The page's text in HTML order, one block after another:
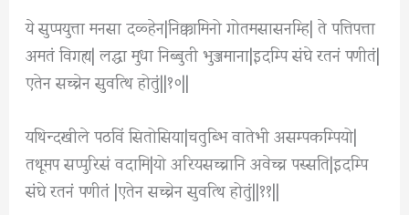
ये सुप्पयुत्ता मनसा दळ्हेन|निक्कामिनो गोतमसासनम्हि| ते पत्तिपत्ता
अमतं विगह्य| लद्धा मुधा निब्बुती भुञ्जमाना|इदम्पि संघे रतनं पणीतं|
एतेन सच्चेन सुवत्थि होतुं||१०||
यथिन्दखीले पठविं सितोसिया|चतुब्भि वातेभी असम्पकम्पियो|
तथूमप सप्पुरिसं वदामि|यो अरियसच्चानि अवेच्च पस्सति|इदम्पि
संघे रतनं पणीतं |एतेन सच्चेन सुवत्थि होतुं||११||